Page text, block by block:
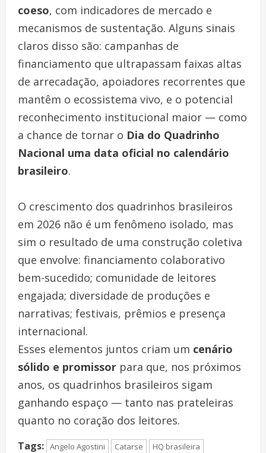
coeso, com indicadores de mercado e
mecanismos de sustentação. Alguns sinais
claros disso são: campanhas de
financiamento que ultrapassam faixas altas
de arrecadação, apoiadores recorrentes que
mantêm o ecossistema vivo, e o potencial
reconhecimento institucional maior — como
a chance de tornar o Dia do Quadrinho
Nacional uma data oficial no calendário
brasileiro.
O crescimento dos quadrinhos brasileiros
em 2026 não é um fenômeno isolado, mas
sim o resultado de uma construção coletiva
que envolve: financiamento colaborativo
bem-sucedido; comunidade de leitores
engajada; diversidade de produções e
narrativas; festivais, prêmios e presença
internacional.
Esses elementos juntos criam um cenário
sólido e promissor para que, nos próximos
anos, os quadrinhos brasileiros sigam
ganhando espaço — tanto nas prateleiras
quanto no coração dos leitores.
Tags: Angelo Agostini Catarse
HQ brasileira